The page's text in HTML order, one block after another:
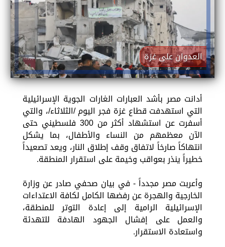
العدوان على غزة
أدانت مصر بأشد العبارات الغارات الجوية الإسرائيلية
التي استهدفت قطاع غزة فجر اليوم /الثلاثاء/، والتي
أسفرت عن استشهاد أكثر من 300 فلسطيني حتى
الآن معظمهم من النساء والأطفال، بما يشكل
انتهاكاً صارخاً لاتفاق وقف إطلاق النار، ويعد تصعيداً
خطيراً ينذر بعواقب وخيمة على استقرار المنطقة.
وأعربت مصر مجدداً - في بيان صحفي صادر عن وزارة
الخارجية والهجرة عن رفضها الكامل لكافة الاعتداءات
الإسرائيلية الرامية إلى إعادة التوتر للمنطقة،
والعمل على إفشال الجهود الهادفة للتهدئة
واستعادة الاستقرار.